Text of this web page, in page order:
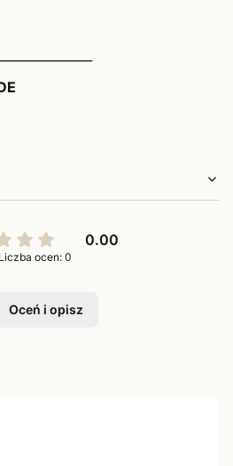
0.00
Liczba ocen: 0
Oceń i opisz